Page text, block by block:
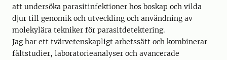
att undersöka parasitinfektioner hos boskap och vilda
djur till genomik och utveckling och användning av
molekylära tekniker för parasitdetektering.
Jag har ett tvärvetenskapligt arbetssätt och kombinerar
fältstudier, laboratorieanalyser och avancerade